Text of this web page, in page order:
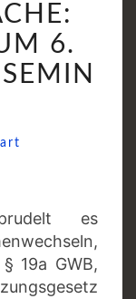
6.
es
19a GWB,